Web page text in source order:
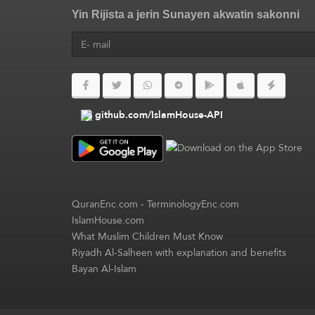
Yin Rijista a jerin Sunayen akwatin sakonni
github.com/IslamHouse-API
QuranEnc.com-TerminologyEnc.com
IslamHouse.com
What Muslim Children Must Know
Riyadh Al-Salheen with explanation and benefits
Bayan Al-Islam